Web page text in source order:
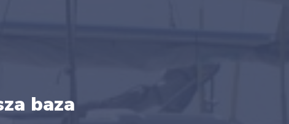
baza